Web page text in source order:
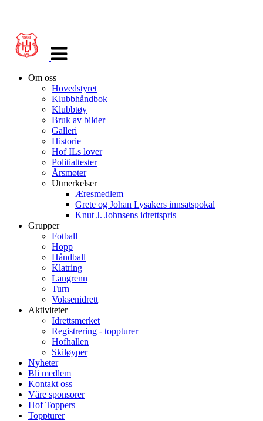
navigasjon
Om oss
Hovedstyret
Klubbhåndbok
Klubbtøy
Bruk av bilder
Galleri
Historie
Hof ILs lover
Politiattester
Årsmøter
Utmerkelser
Æresmedlem
Grete og Johan Lysakers innsatspokal
Knut J. Johnsens idrettspris
Grupper
Fotball
Hopp
Håndball
Klatring
Langrenn
Turn
Voksenidrett
Aktiviteter
Idrettsmerket
Registrering - toppturer
Hofhallen
Skiløyper
Nyheter
Bli medlem
Kontakt oss
Våre sponsorer
Hof Toppers
Toppturer